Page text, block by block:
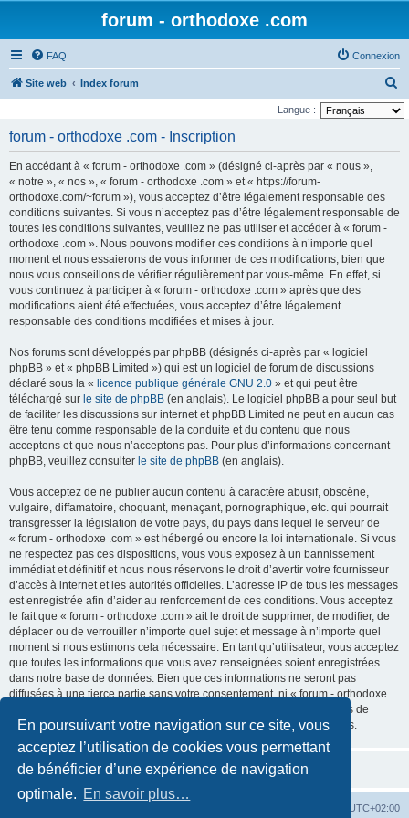
En poursuivant votre navigation sur ce site, vous
acceptez l’utilisation de cookies vous permettant
de bénéficier d’une expérience de navigation
optimale. En savoir plus…
forum - orthodoxe .com
FAQ Connexion
Site web Index forum
e
Langue :
forum - orthodoxe .com - Inscription
En accédant à « forum - orthodoxe .com » (désigné ci-après par « nous »,
« notre », « nos », « forum - orthodoxe .com » et « https://forum-
orthodoxe.com/~forum »), vous acceptez d’être légalement responsable des
conditions suivantes. Si vous n’acceptez pas d’être légalement responsable de
toutes les conditions suivantes, veuillez ne pas utiliser et accéder à « forum -
orthodoxe .com ». Nous pouvons modifier ces conditions à n’importe quel
moment et nous essaierons de vous informer de ces modifications, bien que
nous vous conseillons de vérifier régulièrement par vous-même. En effet, si
vous continuez à participer à « forum - orthodoxe .com » après que des
modifications aient été effectuées, vous acceptez d’être légalement
responsable des conditions modifiées et mises à jour.
Nos forums sont développés par phpBB (désignés ci-après par « logiciel
phpBB » et « phpBB Limited ») qui est un logiciel de forum de discussions
déclaré sous la « licence publique générale GNU 2.0 » et qui peut être
téléchargé sur le site de phpBB (en anglais). Le logiciel phpBB a pour seul but
de faciliter les discussions sur internet et phpBB Limited ne peut en aucun cas
être tenu comme responsable de la conduite et du contenu que nous
acceptons et que nous n’acceptons pas. Pour plus d’informations concernant
phpBB, veuillez consulter le site de phpBB (en anglais).
Vous acceptez de ne publier aucun contenu à caractère abusif, obscène,
vulgaire, diffamatoire, choquant, menaçant, pornographique, etc. qui pourrait
transgresser la législation de votre pays, du pays dans lequel le serveur de
« forum - orthodoxe .com » est hébergé ou encore la loi internationale. Si vous
ne respectez pas ces dispositions, vous vous exposez à un bannissement
immédiat et définitif et nous nous réservons le droit d’avertir votre fournisseur
d’accès à internet et les autorités officielles. L’adresse IP de tous les messages
est enregistrée afin d’aider au renforcement de ces conditions. Vous acceptez
le fait que « forum - orthodoxe .com » ait le droit de supprimer, de modifier, de
déplacer ou de verrouiller n’importe quel sujet et message à n’importe quel
moment si nous estimons cela nécessaire. En tant qu’utilisateur, vous acceptez
que toutes les informations que vous avez renseignées soient enregistrées
dans notre base de données. Bien que ces informations ne seront pas
diffusées à une tierce partie sans votre consentement, ni « forum - orthodoxe
.com », ni phpBB, ne pourront être tenus comme responsables en cas de
tentative de piratage informatique visant à compromettre vos données.
UTC+02:00